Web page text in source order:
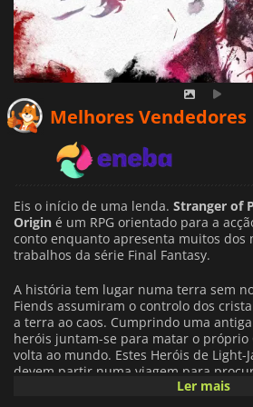
Melhores Vendedores
Eis o início de uma lenda. Stranger of
Origin é um RPG orientado para a
conto enquanto apresenta muitos dos
trabalhos da série Final Fantasy.
A história tem lugar numa terra sem
Fiends assumiram o controlo dos
a terra ao caos. Cumprindo uma
heróis juntam-se para matar o próprio
volta ao mundo. Estes Heróis de Light-
devem partir numa viagem para
a terra. Mas as sombras também se
Ler mais